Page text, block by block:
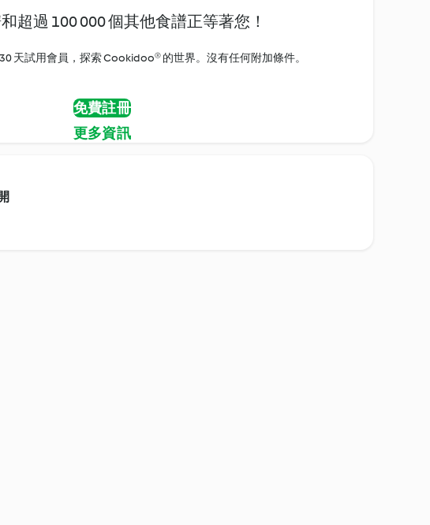
超過 100 000 個其他食譜正等著您！
天試用會員，探索 Cookidoo® 的世界。沒有任何附加條件。
免費註冊
更多資訊